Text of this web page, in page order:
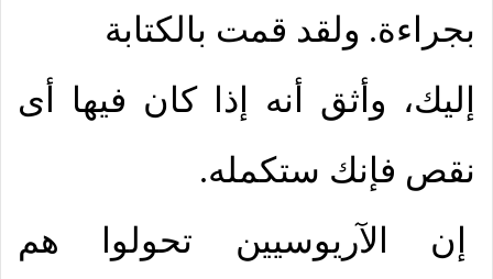
بجراءة. ولقد قمت بالكتابة
إليك، وأثق أنه إذا كان فيها أى
نقص فإنك ستكمله.
إن الآريوسيين تحولوا هم